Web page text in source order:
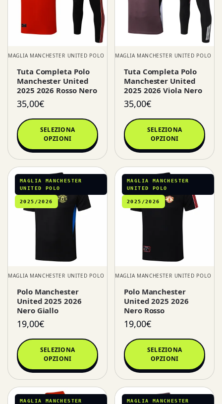
MAGLIA MANCHESTER UNITED POLO
Tuta Completa Polo
Manchester United
2025 2026 Rosso Nero
35,00€
SELEZIONA
OPZIONI
MAGLIA MANCHESTER UNITED POLO
Tuta Completa Polo
Manchester United
2025 2026 Viola Nero
35,00€
SELEZIONA
OPZIONI
MAGLIA MANCHESTER
UNITED POLO
2025/2026
MAGLIA MANCHESTER UNITED POLO
Polo Manchester
United 2025 2026
Nero Giallo
19,00€
SELEZIONA
OPZIONI
MAGLIA MANCHESTER
UNITED POLO
2025/2026
MAGLIA MANCHESTER UNITED POLO
Polo Manchester
United 2025 2026
Nero Rosso
19,00€
SELEZIONA
OPZIONI
MAGLIA MANCHESTER
MAGLIA MANCHESTER